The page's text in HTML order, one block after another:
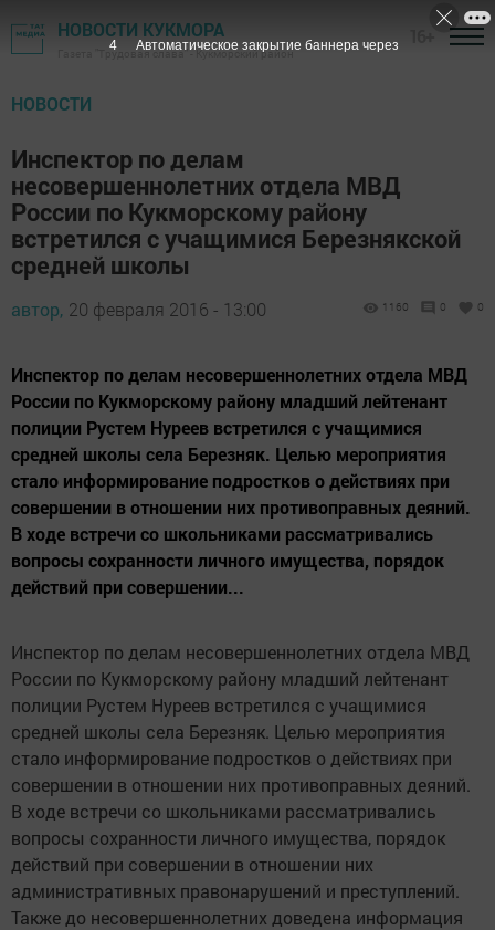
НОВОСТИ КУКМОРА
Газета "Трудовая слава" - Кукморский район
НОВОСТИ
Инспектор по делам
несовершеннолетних отдела МВД
России по Кукморскому району
встретился с учащимися Березнякской
средней школы
автор, 20 февраля 2016 - 13:00 1160 0 0
Инспектор по делам несовершеннолетних отдела МВД
России по Кукморскому району младший лейтенант
полиции Рустем Нуреев встретился с учащимися
средней школы села Березняк. Целью мероприятия
стало информирование подростков о действиях при
совершении в отношении них противоправных деяний.
В ходе встречи со школьниками рассматривались
вопросы сохранности личного имущества, порядок
действий при совершении...
Инспектор по делам несовершеннолетних отдела МВД
России по Кукморскому району младший лейтенант
полиции Рустем Нуреев встретился с учащимися
средней школы села Березняк. Целью мероприятия
стало информирование подростков о действиях при
совершении в отношении них противоправных деяний.
В ходе встречи со школьниками рассматривались
вопросы сохранности личного имущества, порядок
действий при совершении в отношении них
административных правонарушений и преступлений.
Также до несовершеннолетних доведена информация
3 Автоматическое закрытие баннера через